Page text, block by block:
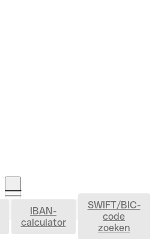
IBANIBAN-
calculator
SWIFT/BIC-
code
zoeken